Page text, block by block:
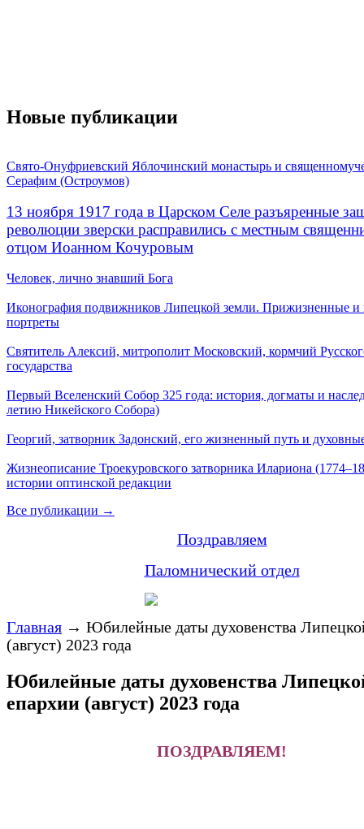
Новые публикации
Свято-Онуфриевский Яблочинский монастырь и
Серафим (Остроумов)
13 ноября 1917 года в Царском Селе разъяренные
революции зверски расправились с местным
отцом Иоанном Кочуровым
Человек, лично знавший Бога
Иконография подвижников Липецкой земли. Прижизненные и
портреты
Святитель Алексий, митрополит Московский, кормчий
государства
Первый Вселенский Собор 325 года: история, догматы и
летию Никейского Собора)
Георгий, затворник Задонский, его жизненный путь и
Жизнеописание Троекуровского затворника Илариона
истории оптинской редакции
Все публикации →
Поздравляем
Паломнический отдел
Главная → Юбилейные даты духовенства
(август) 2023 года
Юбилейные даты духовенства
епархии (август) 2023 года
ПОЗДРАВЛЯЕМ!